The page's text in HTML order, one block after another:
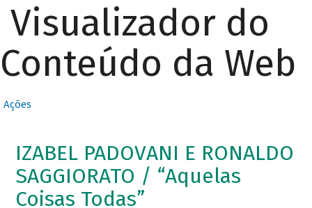
Visualizador do
Conteúdo da Web
Ações
IZABEL PADOVANI E RONALDO
SAGGIORATO / “Aquelas
Coisas Todas”